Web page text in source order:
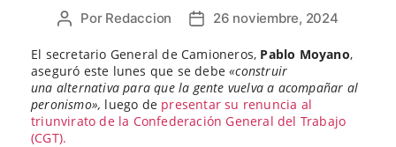
Autor
la
entrada
Por Redaccion
Fecha
la
entrada
26 noviembre, 2024
El secretario General de Camioneros, Pablo Moyano,
aseguró este lunes que se debe«construir
una alternativa para que la gente vuelva a acompañar al
peronismo», luego de presentar su renuncia al
triunvirato de la Confederación General del Trabajo
(CGT).